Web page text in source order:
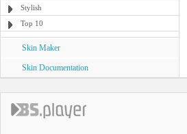
Stylish
Top 10
Skin Maker
Skin Documentation